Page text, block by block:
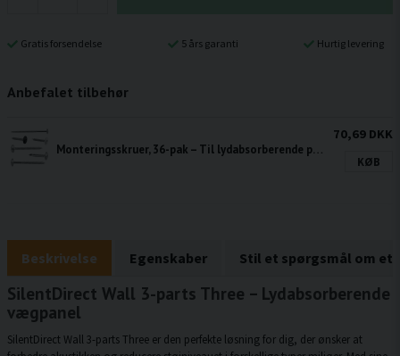
Gratis forsendelse 5 års garanti Hurtig levering
Anbefalet tilbehør
Monteringsskruer, 36-pak – Til lydabsorberende plader
70,69 DKK
KØB
Beskrivelse Egenskaber Stil et spørgsmål om et
SilentDirect Wall 3-parts Three – Lydabsorberende
vægpanel
SilentDirect Wall 3-parts Three er den perfekte løsning for dig, der ønsker at